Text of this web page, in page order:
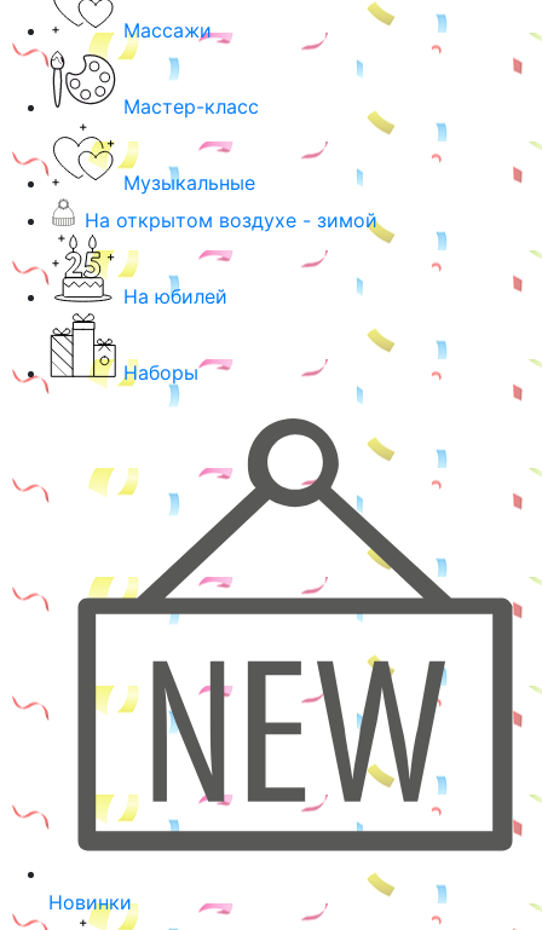
Массажи
Мастер-класс
Музыкальные
На открытом воздухе - зимой
На юбилей
Наборы
Новинки